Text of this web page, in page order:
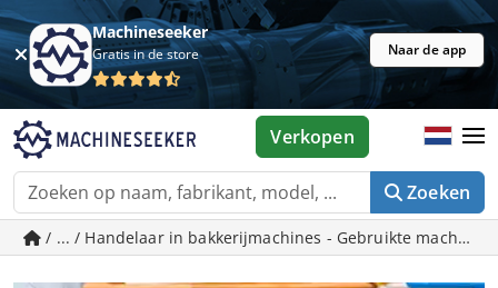
Machineseeker
Gratis in de store Naar de app
Zoeken
Verkopen
/ ... / Handelaar in bakkerijmachines - Gebruikte